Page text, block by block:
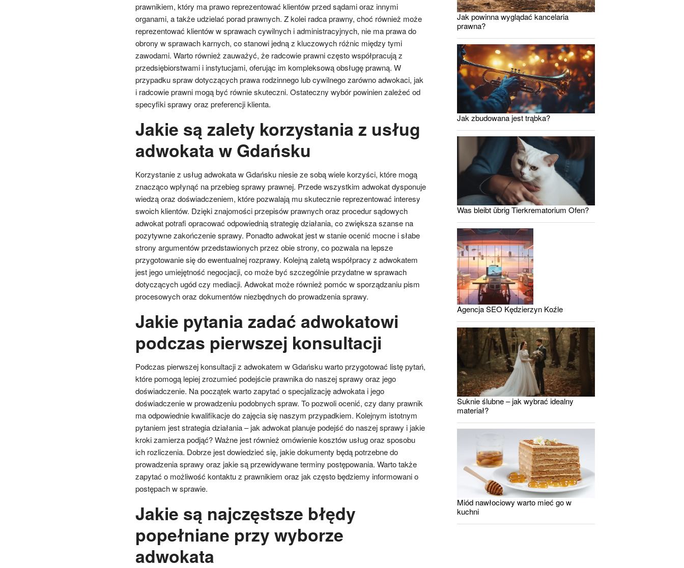
prawnikiem, który ma prawo reprezentować klientów przed sądami oraz innymi
organami, a także udzielać porad prawnych. Z kolei radca prawny, choć również może
reprezentować klientów w sprawach cywilnych i administracyjnych, nie ma prawa do
obrony w sprawach karnych, co stanowi jedną z kluczowych różnic między tymi
zawodami. Warto również zauważyć, że radcowie prawni często współpracują z
przedsiębiorstwami i instytucjami, oferując im kompleksową obsługę prawną. W
przypadku spraw dotyczących prawa rodzinnego lub cywilnego zarówno adwokaci, jak
i radcowie prawni mogą być równie skuteczni. Ostateczny wybór powinien zależeć od
specyfiki sprawy oraz preferencji klienta.
Jakie są zalety korzystania z usług
adwokata w Gdańsku
Korzystanie z usług adwokata w Gdańsku niesie ze sobą wiele korzyści, które mogą
znacząco wpłynąć na przebieg sprawy prawnej. Przede wszystkim adwokat dysponuje
wiedzą oraz doświadczeniem, które pozwalają mu skutecznie reprezentować interesy
swoich klientów. Dzięki znajomości przepisów prawnych oraz procedur sądowych
adwokat potrafi opracować odpowiednią strategię działania, co zwiększa szanse na
pozytywne zakończenie sprawy. Ponadto adwokat jest w stanie ocenić mocne i słabe
strony argumentów przedstawionych przez obie strony, co pozwala na lepsze
przygotowanie się do ewentualnej rozprawy. Kolejną zaletą współpracy z adwokatem
jest jego umiejętność negocjacji, co może być szczególnie przydatne w sprawach
dotyczących ugód czy mediacji. Adwokat może również pomóc w sporządzaniu pism
procesowych oraz dokumentów niezbędnych do prowadzenia sprawy.
Jakie pytania zadać adwokatowi
podczas pierwszej konsultacji
Podczas pierwszej konsultacji z adwokatem w Gdańsku warto przygotować listę pytań,
które pomogą lepiej zrozumieć podejście prawnika do naszej sprawy oraz jego
doświadczenie. Na początek warto zapytać o specjalizację adwokata i jego
doświadczenie w prowadzeniu podobnych spraw. To pozwoli ocenić, czy dany prawnik
ma odpowiednie kwalifikacje do zajęcia się naszym przypadkiem. Kolejnym istotnym
pytaniem jest strategia działania – jak adwokat planuje podejść do naszej sprawy i jakie
kroki zamierza podjąć? Ważne jest również omówienie kosztów usług oraz sposobu
ich rozliczenia. Dobrze jest dowiedzieć się, jakie dokumenty będą potrzebne do
prowadzenia sprawy oraz jakie są przewidywane terminy postępowania. Warto także
zapytać o możliwość kontaktu z prawnikiem oraz jak często będziemy informowani o
postępach w sprawie.
Jakie są najczęstsze błędy
popełniane przy wyborze
adwokata
Jak powinna wyglądać kancelaria
prawna?
Jak zbudowana jest trąbka?
Was bleibt übrig Tierkrematorium Ofen?
Agencja SEO Kędzierzyn Koźle
Suknie ślubne – jak wybrać idealny
materiał?
Miód nawłociowy warto mieć go w
kuchni